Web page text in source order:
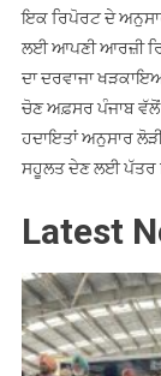
ਇਕ ਰਿਪੋਰਟ ਦੇ
ਲਈ ਆਪਣੀ ਆਰਜ਼ੀ
ਦਾ ਦਰਵਾਜਾ
ਚੋਣ ਅਫ਼ਸਰ ਪੰਜਾਬ ਵੱਲੋਂ
ਹਦਾਇਤਾਂ ਅਨੁਸਾਰ
ਸਹੂਲਤ ਦੇਣ ਲਈ ਪੱਤਰ
Latest